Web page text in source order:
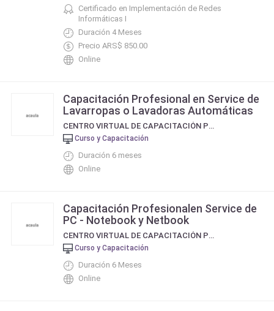
Certificado en Implementación de Redes
Informáticas I
Duración 4 Meses
Precio ARS$ 850.00
Online
Capacitación Profesional en Service de
Lavarropas o Lavadoras Automáticas
CENTRO VIRTUAL DE CAPACITACIÓN PROFESIONAL
Curso y Capacitación
Duración 6 meses
Online
Capacitación Profesionalen Service de
PC - Notebook y Netbook
CENTRO VIRTUAL DE CAPACITACIÓN PROFESIONAL
Curso y Capacitación
Duración 6 Meses
Online